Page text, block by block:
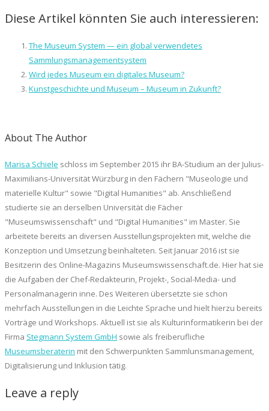
Diese Artikel könnten Sie auch interessieren:
The Museum System — ein global verwendetes
Sammlungsmanagementsystem
Wird jedes Museum ein digitales Museum?
Kunstgeschichte und Museum – Museum in Zukunft?
About The Author
Marisa Schiele schloss im September 2015 ihr BA-Studium an der Julius-
Maximilians-Universität Würzburg in den Fächern "Museologie und
materielle Kultur" sowie "Digital Humanities" ab. Anschließend
studierte sie an derselben Universität die Fächer
"Museumswissenschaft" und "Digital Humanities" im Master. Sie
arbeitete bereits an diversen Ausstellungsprojekten mit, welche die
Konzeption und Umsetzung beinhalteten. Seit Januar 2016 ist sie
Besitzerin des Online-Magazins Museumswissenschaft.de. Hier hat sie
die Aufgaben der Chef-Redakteurin, Projekt-, Social-Media- und
Personalmanagerin inne. Des Weiteren übersetzte sie schon
mehrfach Ausstellungen in die Leichte Sprache und hielt hierzu bereits
Vorträge und Workshops. Aktuell ist sie als Kulturinformatikerin bei der
Firma Stegmann System GmbH sowie als freiberufliche
Museumsberaterin mit den Schwerpunkten Sammlunsmanagement,
Digitalisierung und Inklusion tätig.
Leave a reply